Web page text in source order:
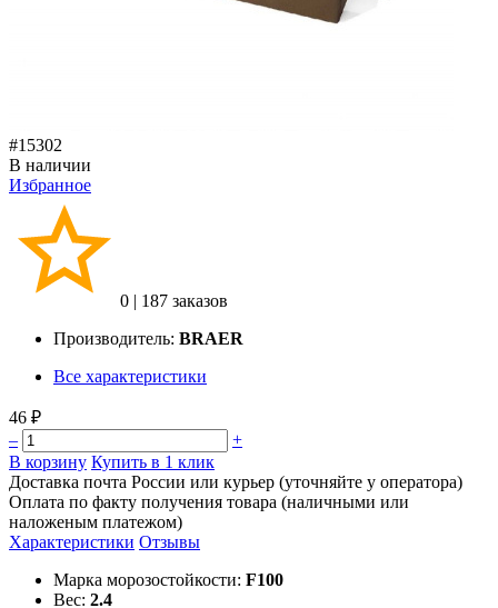
#15302
В наличии
Избранное
0 | 187 заказов
Производитель: BRAER
Все характеристики
46 ₽
–
+
В корзину Купить в 1 клик
Доставка почта России или курьер (уточняйте у оператора)
Оплата по факту получения товара (наличными или
наложеным платежом)
Характеристики Отзывы
Марка морозостойкости: F100
Вес: 2.4